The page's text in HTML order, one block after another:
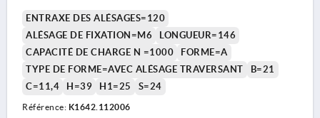
ENTRAXE DES ALÉSAGES=120
ALÉSAGE DE FIXATION=M6
LONGUEUR=146
CAPACITÉ DE CHARGE N =1000
FORME=A
TYPE DE FORME=AVEC ALÉSAGE TRAVERSANT
B=21
C=11,4
H=39 H1=25 S=24
Référence: K1642.112006